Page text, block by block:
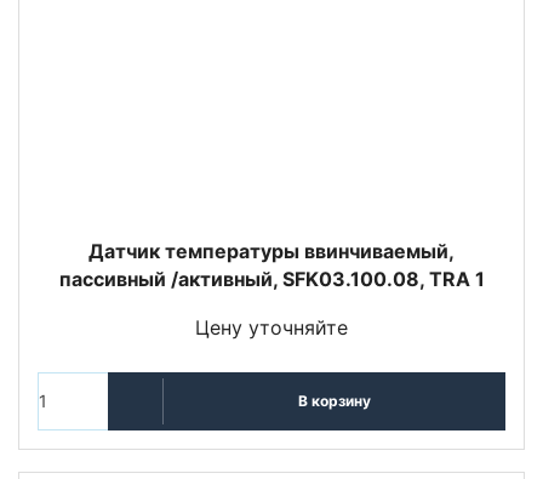
Датчик температуры ввинчиваемый,
пассивный /активный, SFK03.100.08, TRA 1
Цену уточняйте
В корзину